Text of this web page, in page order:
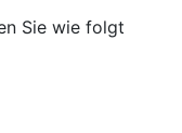
Sie wie folgt